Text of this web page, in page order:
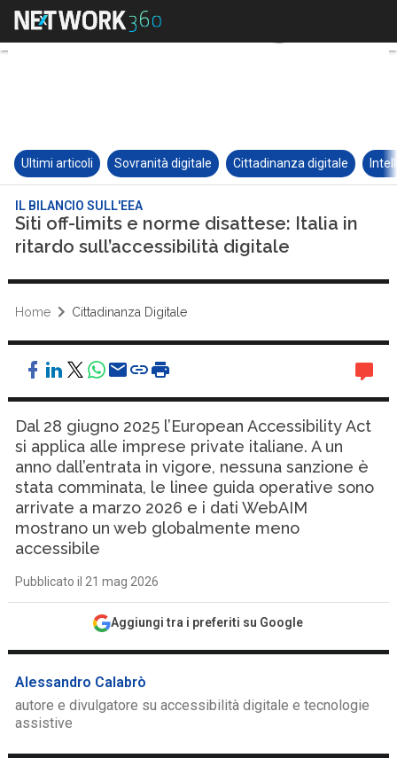
Ultimi articoli Sovranità digitale Cittadinanza digitale
IL BILANCIO SULL'EEA
Siti off-limits e norme disattese: Italia in
ritardo sull’accessibilità digitale
Home Cittadinanza Digitale
Dal 28 giugno 2025 l’European Accessibility Act
si applica alle imprese private italiane. A un
anno dall’entrata in vigore, nessuna sanzione è
stata comminata, le linee guida operative sono
arrivate a marzo 2026 e i dati WebAIM
mostrano un web globalmente meno
accessibile
Pubblicato il 21 mag 2026
Aggiungi tra i preferiti su Google
Alessandro Calabrò
autore e divulgatore su accessibilità digitale e tecnologie
assistive